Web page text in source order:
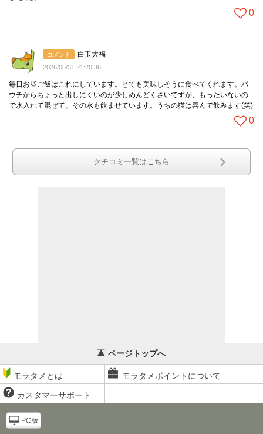
0
コメント 白玉大福
2026/05/31 21:20:36
毎日お昼ご飯はこれにしています。とても美味しそうに食べてくれます。パ
ウチからちょっと出しにくいのが少しめんどくさいですが、もったいないの
で水入れて混ぜて、その水も飲ませています。うちの猫は喜んで飲みます(笑)
0
クチコミ一覧はこちら
ページトップへ
モラタメとは モラタメポイントについて
カスタマーサポート